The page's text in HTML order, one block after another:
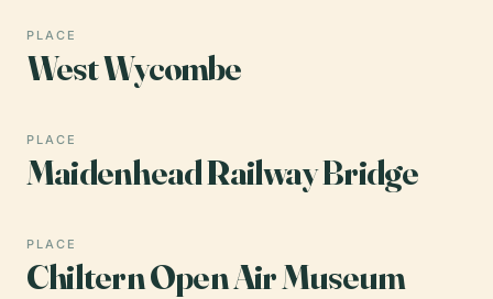
PLACE
West Wycombe
PLACE
Maidenhead Railway Bridge
PLACE
Chiltern Open Air Museum